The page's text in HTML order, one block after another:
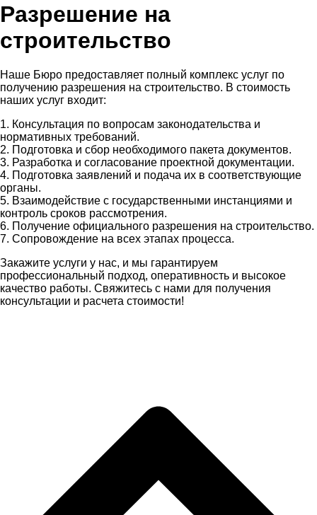
Разрешение на
строительство
Наше Бюро предоставляет полный комплекс услуг по
получению разрешения на строительство. В стоимость
наших услуг входит:
1. Консультация по вопросам законодательства и
нормативных требований.
2. Подготовка и сбор необходимого пакета документов.
3. Разработка и согласование проектной документации.
4. Подготовка заявлений и подача их в соответствующие
органы.
5. Взаимодействие с государственными инстанциями и
контроль сроков рассмотрения.
6. Получение официального разрешения на строительство.
7. Сопровождение на всех этапах процесса.
Закажите услуги у нас, и мы гарантируем
профессиональный подход, оперативность и высокое
качество работы. Свяжитесь с нами для получения
консультации и расчета стоимости!